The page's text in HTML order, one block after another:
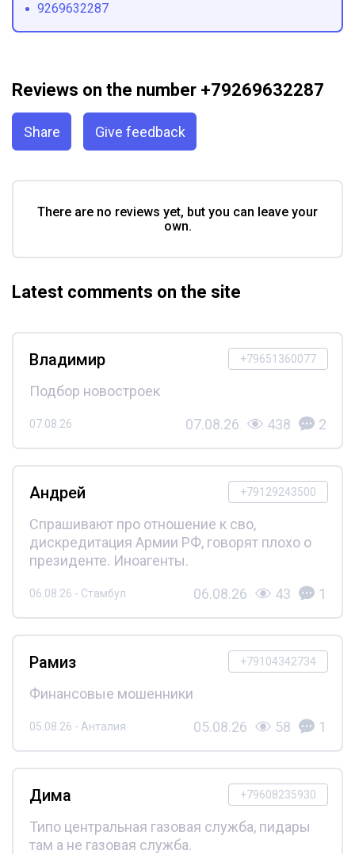
9269632287
Reviews on the number +79269632287
Share Give feedback
There are no reviews yet, but you can leave your
own.
Latest comments on the site
+79651360077
Владимир
Подбор новостроек
07.08.26 07.08.26 438 2
+79129243500
Андрей
Спрашивают про отношение к сво,
дискредитация Армии РФ, говорят плохо о
президенте. Иноагенты.
06.08.26 - Стамбул 06.08.26 43 1
+79104342734
Рамиз
Финансовые мошенники
05.08.26 - Анталия 05.08.26 58 1
+79608235930
Дима
Типо центральная газовая служба, пидары
там а не газовая служба.